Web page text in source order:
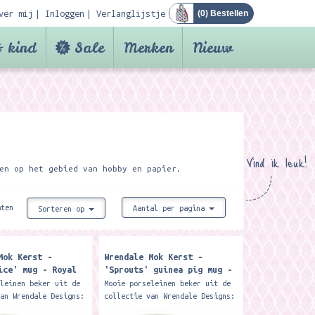
mij Inloggen Verlanglijstje (0) Bestellen
kind Sale Merken Nieuw
Vind ik leuk!
op het gebied van hobby en papier.
Sorteren op Aantal per pagina
Kerst -
mug - Royal
beker uit de
Wrendale Designs:
Wrendale Mok Kerst -
'Sprouts' guinea pig mug -
Royal Worcester
Mooie porseleinen beker uit de
collectie van Wrendale Designs: